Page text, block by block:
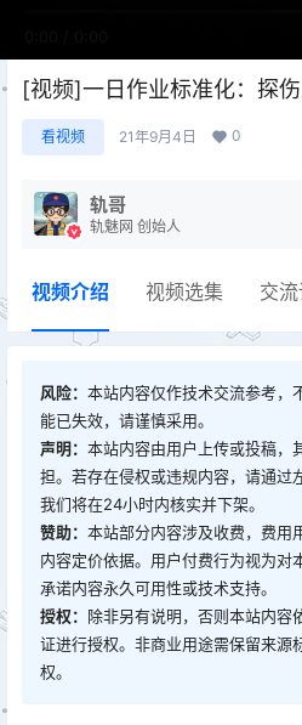
[视频]一日作业标准化：探
看视频 21年9月4日 0
轨哥
轨魅网 创始人
视频介绍 视频选集 交
风险： 本站内容仅作技术交流参考，
能已失效，请谨慎采用。
声明： 本站内容由用户上传或投稿，
担。若存在侵权或违规内容，请通过
我们将在24小时内核实并下架。
赞助： 本站部分内容涉及收费，费用
内容定价依据。用户付费行为视为对
承诺内容永久可用性或技术支持。
授权： 除非另有说明，否则本站内容
证进行授权。非商业用途需保留来源
权。